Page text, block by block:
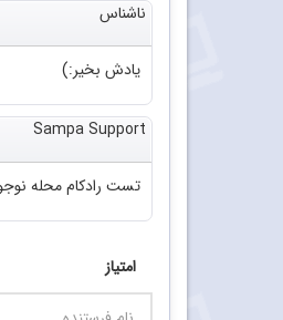
ناشناس
یادش بخیر:)
Sampa Support
تست رادکام محله
امتیاز